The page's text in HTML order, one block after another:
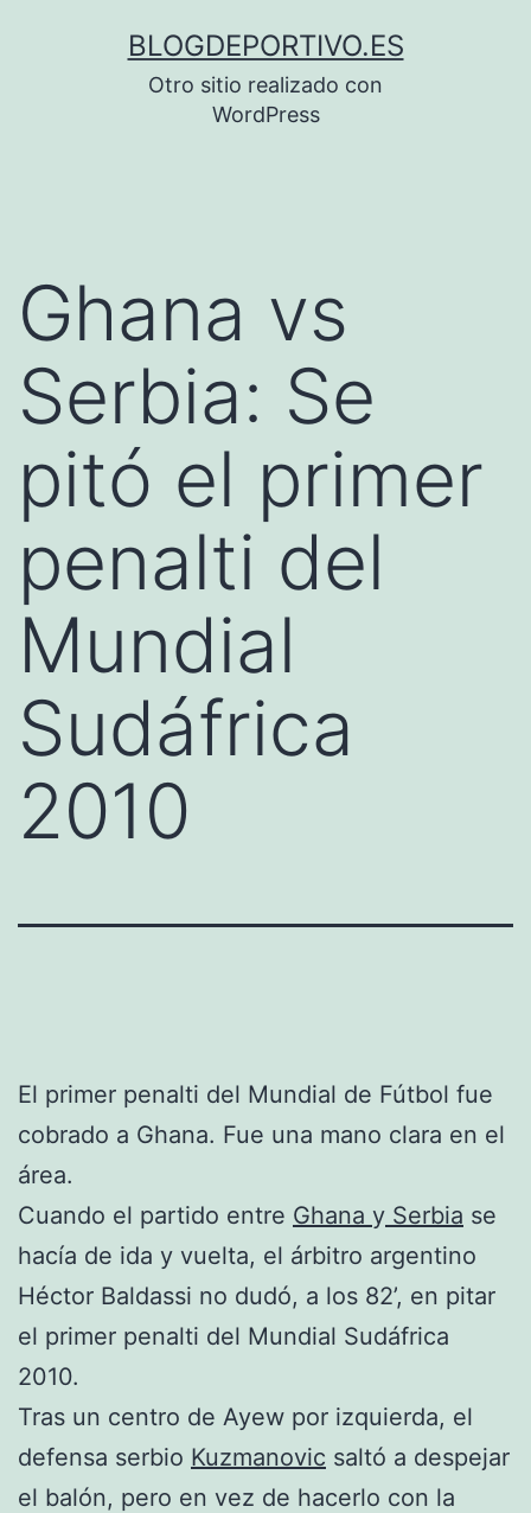
BLOGDEPORTIVO.ES
Otro sitio realizado con
WordPress
Ghana vs
Serbia: Se
pitó el primer
penalti del
Mundial
Sudáfrica
2010
El primer penalti del Mundial de Fútbol fue
cobrado a Ghana. Fue una mano clara en el
área.
Cuando el partido entre Ghana y Serbia se
hacía de ida y vuelta, el árbitro argentino
Héctor Baldassi no dudó, a los 82’, en pitar
el primer penalti del Mundial Sudáfrica
2010.
Tras un centro de Ayew por izquierda, el
defensa serbio Kuzmanovic saltó a despejar
el balón, pero en vez de hacerlo con la